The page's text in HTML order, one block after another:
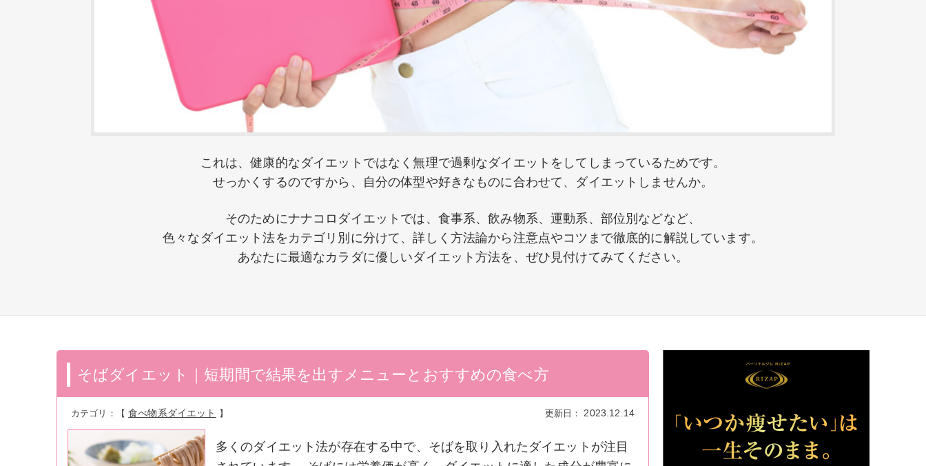
これは、健康的なダイエットではなく無理で過剰なダイエットをしてしまっているためです。
せっかくするのですから、自分の体型や好きなものに合わせて、ダイエットしませんか。
そのためにナナコロダイエットでは、食事系、飲み物系、運動系、部位別などなど、
色々なダイエット法をカテゴリ別に分けて、詳しく方法論から注意点やコツまで徹底的に解説しています。
あなたに最適なカラダに優しいダイエット方法を、ぜひ見付けてみてください。
そばダイエット｜短期間で結果を出すメニューとおすすめの食べ方
2023.12.14
食べ物系ダイエット
多くのダイエット法が存在する中で、そばを取り入れたダイエットが注目